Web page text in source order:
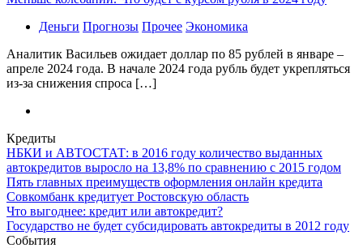
Деньги Прогнозы Прочее Экономика
Аналитик Васильев ожидает доллар по 85 рублей в январе –
апреле 2024 года. В начале 2024 года рубль будет укрепляться
из-за снижения спроса […]
Кредиты
НБКИ и АВТОСТАТ: в 2016 году количество выданных
автокредитов выросло на 13,8% по сравнению с 2015 годом
Пять главных преимуществ оформления онлайн кредита
Совкомбанк кредитует Ростовскую область
Что выгоднее: кредит или автокредит?
Государство не будет субсидировать автокредиты в 2012 году
События